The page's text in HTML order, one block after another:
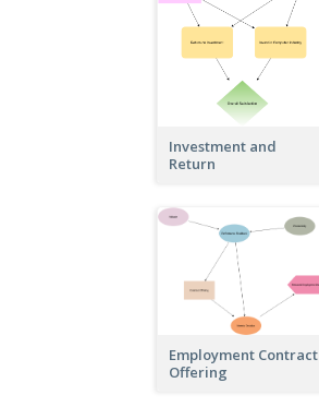
Investment and
Return
Employment Contract
Offering